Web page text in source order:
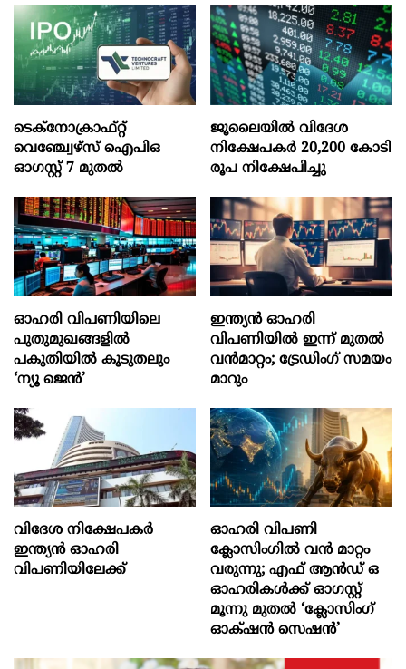
ടെക്‌നോക്രാഫ്‌റ്റ്‌
വെഞ്ച്വേഴ്‌സ്‌ ഐപിഒ
ഓഗസ്റ്റ്‌ 7 മുതല്‍
ജൂലൈയില്‍ വിദേശ
നിക്ഷേപകര്‍ 20,200 കോടി
രൂപ നിക്ഷേപിച്ചു
ഓഹരി വിപണിയിലെ
പുതുമുഖങ്ങളിൽ
പകുതിയിൽ കൂടുതലും
‘ന്യൂ ജെൻ’
ഇന്ത്യൻ ഓഹരി
വിപണിയിൽ ഇന്ന് മുതൽ
വൻമാറ്റം; ട്രേഡിംഗ് സമയം
മാറും
വിദേശ നിക്ഷേപകര്‍
ഇന്ത്യൻ ഓഹരി
വിപണിയിലേക്ക്
ഓഹരി വിപണി
ക്ലോസിംഗിൽ വൻ മാറ്റം
വരുന്നു; എഫ് ആൻഡ് ഒ
ഓഹരികൾക്ക് ഓഗസ്റ്റ്
മൂന്നു മുതൽ ‘ക്ലോസിംഗ്
ഓക്‌ഷൻ സെഷൻ’